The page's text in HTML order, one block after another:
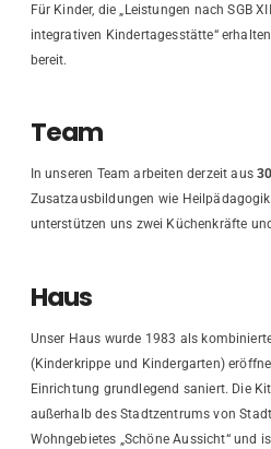
Für Kinder, die „Leistungen nach SGB
integrativen Kindertagesstätte“
bereit.
Team
In unseren Team arbeiten derzeit aus
Zusatzausbildungen wie
unterstützen uns zwei Küchenkräfte
Haus
Unser Haus wurde 1983 als
(Kinderkrippe und Kindergarten)
Einrichtung grundlegend saniert. Die
außerhalb des Stadtzentrums von
Wohngebietes „Schöne Aussicht“ und